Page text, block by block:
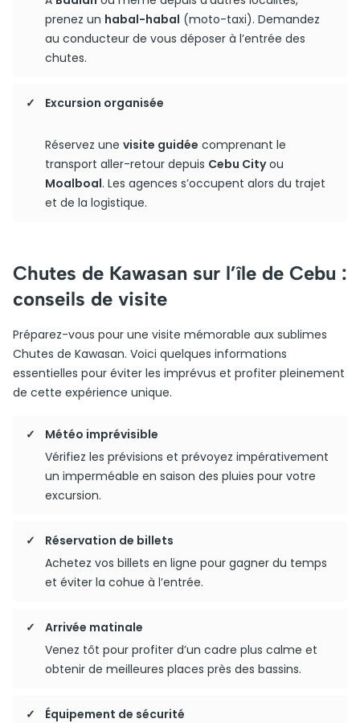
prenez un habal-habal (moto-taxi). Demandez
au conducteur de vous déposer à l’entrée des
chutes.
Excursion organisée
Réservez une visite guidée comprenant le
transport aller-retour depuis Cebu Cityou
Moalboal. Les agences s’occupent alors du trajet
et de la logistique.
Chutes de Kawasan sur l’île de Cebu :
conseils de visite
Préparez-vous pour une visite mémorable aux sublimes
Chutes de Kawasan. Voici quelques informations
essentielles pour éviter les imprévus et profiter pleinement
de cette expérience unique.
Météo imprévisible
Vérifiez les prévisions et prévoyez impérativement
un imperméable en saison des pluies pour votre
excursion.
Réservation de billets
Achetez vos billets en ligne pour gagner du temps
et éviter la cohue à l’entrée.
Arrivée matinale
Venez tôt pour profiter d’un cadre plus calme et
obtenir de meilleures places près des bassins.
Équipement de sécurité